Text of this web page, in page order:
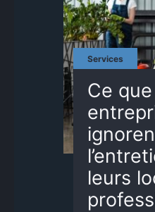
Services
Ce
leurs